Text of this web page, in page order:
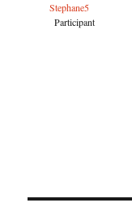
Stephane5
Participant